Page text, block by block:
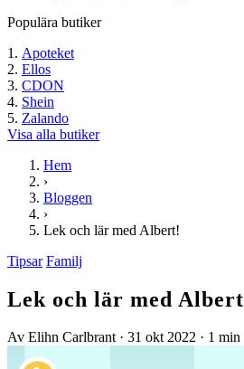
Populära butiker
Apoteket
Ellos
CDON
Shein
Zalando
Visa alla butiker
Hem
›
Bloggen
›
Lek och lär med Albert!
Tipsar Familj
Lek och lär med
Av Elihn Carlbrant · 31 okt 2022 · 1 min